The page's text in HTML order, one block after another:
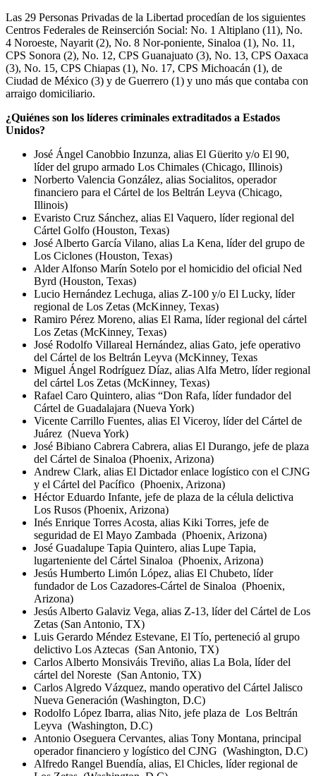
Las 29 Personas Privadas de la Libertad procedían de los siguientes
Centros Federales de Reinserción Social: No. 1 Altiplano (11), No.
4 Noroeste, Nayarit (2), No. 8 Nor-poniente, Sinaloa (1), No. 11,
CPS Sonora (2), No. 12, CPS Guanajuato (3), No. 13, CPS Oaxaca
(3), No. 15, CPS Chiapas (1), No. 17, CPS Michoacán (1), de
Ciudad de México (3) y de Guerrero (1) y uno más que contaba con
arraigo domiciliario.
¿Quiénes son los líderes criminales extraditados a Estados
Unidos?
José Ángel Canobbio Inzunza, alias El Güerito y/o El 90,
líder del grupo armado Los Chimales (Chicago, Illinois)
Norberto Valencia González, alias Socialitos, operador
financiero para el Cártel de los Beltrán Leyva (Chicago,
Illinois)
Evaristo Cruz Sánchez, alias El Vaquero, líder regional del
Cártel Golfo (Houston, Texas)
José Alberto García Vilano, alias La Kena, líder del grupo de
Los Ciclones (Houston, Texas)
Alder Alfonso Marín Sotelo por el homicidio del oficial Ned
Byrd (Houston, Texas)
Lucio Hernández Lechuga, alias Z-100 y/o El Lucky, líder
regional de Los Zetas (McKinney, Texas)
Ramiro Pérez Moreno, alias El Rama, líder regional del cártel
Los Zetas (McKinney, Texas)
José Rodolfo Villareal Hernández, alias Gato, jefe operativo
del Cártel de los Beltrán Leyva (McKinney, Texas
Miguel Ángel Rodríguez Díaz, alias Alfa Metro, líder regional
del cártel Los Zetas (McKinney, Texas)
Rafael Caro Quintero, alias “Don Rafa, líder fundador del
Cártel de Guadalajara (Nueva York)
Vicente Carrillo Fuentes, alias El Viceroy, líder del Cártel de
Juárez (Nueva York)
José Bibiano Cabrera Cabrera, alias El Durango, jefe de plaza
del Cártel de Sinaloa (Phoenix, Arizona)
Andrew Clark, alias El Dictador enlace logístico con el CJNG
y el Cártel del Pacífico (Phoenix, Arizona)
Héctor Eduardo Infante, jefe de plaza de la célula delictiva
Los Rusos (Phoenix, Arizona)
Inés Enrique Torres Acosta, alias Kiki Torres, jefe de
seguridad de El Mayo Zambada (Phoenix, Arizona)
José Guadalupe Tapia Quintero, alias Lupe Tapia,
lugarteniente del Cártel Sinaloa (Phoenix, Arizona)
Jesús Humberto Limón López, alias El Chubeto, líder
fundador de Los Cazadores-Cártel de Sinaloa (Phoenix,
Arizona)
Jesús Alberto Galaviz Vega, alias Z-13, líder del Cártel de Los
Zetas (San Antonio, TX)
Luis Gerardo Méndez Estevane, El Tío, perteneció al grupo
delictivo Los Aztecas (San Antonio, TX)
Carlos Alberto Monsiváis Treviño, alias La Bola, líder del
cártel del Noreste (San Antonio, TX)
Carlos Algredo Vázquez, mando operativo del Cártel Jalisco
Nueva Generación (Washington, D.C)
Rodolfo López Ibarra, alias Nito, jefe plaza de Los Beltrán
Leyva (Washington, D.C)
Antonio Oseguera Cervantes, alias Tony Montana, principal
operador financiero y logístico del CJNG (Washington, D.C)
Alfredo Rangel Buendía, alias, El Chicles, líder regional de